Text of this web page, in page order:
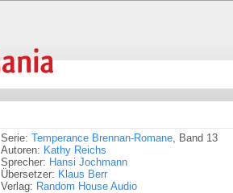
Serie: Temperance Brennan-Romane, Band 13
Autoren: Kathy Reichs
Sprecher: Hansi Jochmann
Übersetzer: Klaus Berr
Verlag: Random House Audio